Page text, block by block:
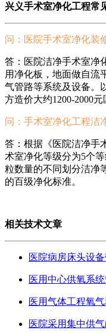
兴义手术室净化工程常
问：医院手术室净化装
答：医院洁净手术室净
用净化板，地面做自流
气管路等系统及设备。
方造价大约1200-2000元
问：手术室净化工程洁
答：根据《医院洁净手
术室净化等级分为5个
粒数量的不同划分洁净
的百级净化标准。
相关技术文章
医院病房床头设
医用中心供氧系
医用气体工程氧
医院采用集中供